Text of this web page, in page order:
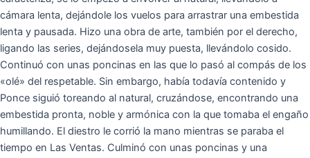
cámara lenta, dejándole los vuelos para arrastrar una embestida
lenta y pausada. Hizo una obra de arte, también por el derecho,
ligando las series, dejándosela muy puesta, llevándolo cosido.
Continuó con unas poncinas en las que lo pasó al compás de los
«olé» del respetable. Sin embargo, había todavía contenido y
Ponce siguió toreando al natural, cruzándose, encontrando una
embestida pronta, noble y armónica con la que tomaba el engaño
humillando. El diestro le corrió la mano mientras se paraba el
tiempo en Las Ventas. Culminó con unas poncinas y una